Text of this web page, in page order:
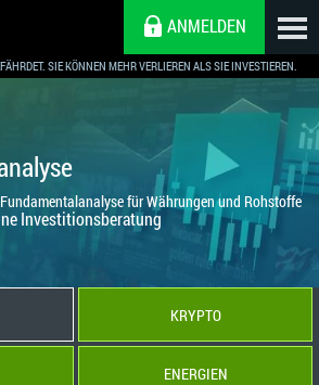
SIE KÖNNEN MEHR VERLIEREN ALS SIE INVESTIEREN.
ANMELDEN
für Währungen und Rohstoffe
Investitionsberatung
KRYPTO
ENERGIEN